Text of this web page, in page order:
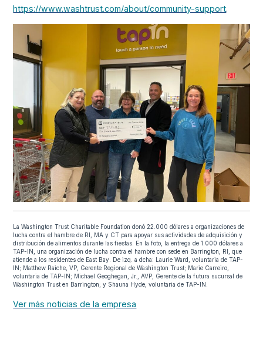
https://www.washtrust.com/about/community-support.
La Washington Trust Charitable Foundation donó 22.000 dólares a organizaciones de
lucha contra el hambre de RI, MA y CT para apoyar sus actividades de adquisición y
distribución de alimentos durante las fiestas. En la foto, la entrega de 1.000 dólares a
TAP-IN, una organización de lucha contra el hambre con sede en Barrington, RI, que
atiende a los residentes de East Bay. De izq. a dcha: Laurie Ward, voluntaria de TAP-
IN; Matthew Raiche, VP, Gerente Regional de Washington Trust; Marie Carreiro,
voluntaria de TAP-IN; Michael Geoghegan, Jr., AVP, Gerente de la futura sucursal de
Washington Trust en Barrington; y Shauna Hyde, voluntaria de TAP-IN.
Ver más noticias de la empresa